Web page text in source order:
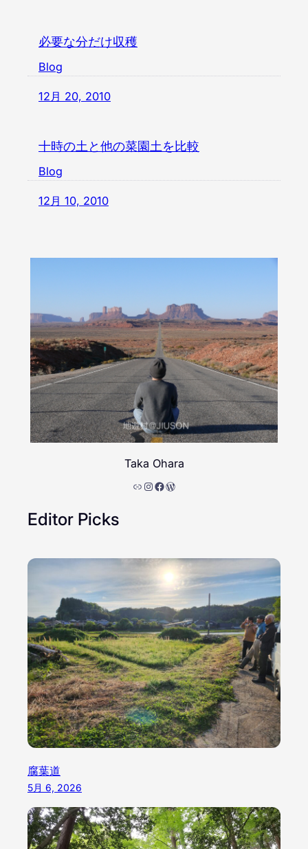
必要な分だけ収穫
Blog
12月 20, 2010
十時の土と他の菜園土を比較
Blog
12月 10, 2010
Taka Ohara
リンク Instagram Facebook WordPress
Editor Picks
腐葉道
5月 6, 2026